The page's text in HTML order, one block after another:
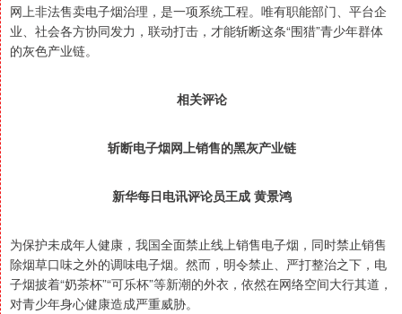
网上非法售卖电子烟治理，是一项系统工程。唯有职能部门、平台企
业、社会各方协同发力，联动打击，才能斩断这条“围猎”青少年群体
的灰色产业链。
相关评论
斩断电子烟网上销售的黑灰产业链
新华每日电讯评论员王成 黄景鸿
为保护未成年人健康，我国全面禁止线上销售电子烟，同时禁止销售
除烟草口味之外的调味电子烟。然而，明令禁止、严打整治之下，电
子烟披着“奶茶杯”“可乐杯”等新潮的外衣，依然在网络空间大行其道，
对青少年身心健康造成严重威胁。